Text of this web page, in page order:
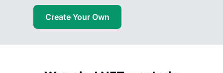
Create Your Own